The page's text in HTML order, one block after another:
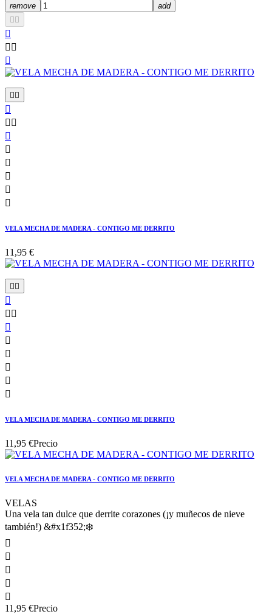
remove
add
 

 

 

 






VELA MECHA DE MADERA - CONTIGO ME DERRITO
11,95 €


 






VELA MECHA DE MADERA - CONTIGO ME DERRITO
11,95 €Precio
VELA MECHA DE MADERA - CONTIGO ME DERRITO
VELAS
Una vela tan dulce que derrite corazones (¡y muñecos de nieve
también!) &#x1f352;❄️





11,95 €Precio